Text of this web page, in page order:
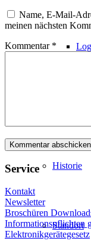
Historie
Standort
Name, E-Mail-
meinen nächsten
Kommentar *
Service
Kontakt
Newsletter
Broschüren
Informationspflichten
Elektronikgerätegesetz